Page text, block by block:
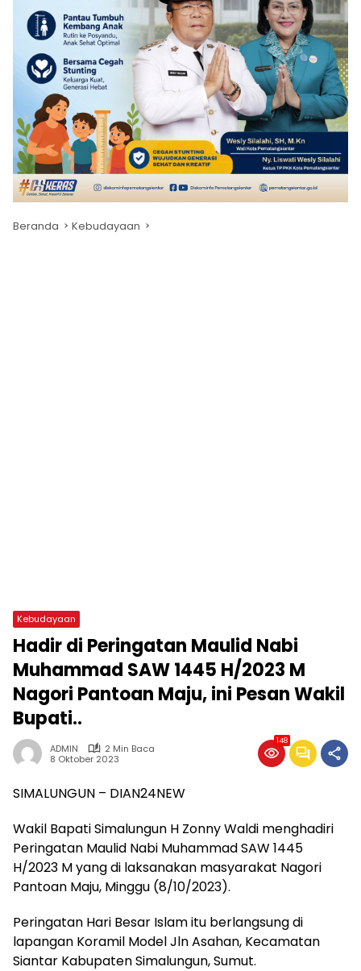
Beranda Kebudayaan
Kebudayaan
Hadir di Peringatan Maulid Nabi
Muhammad SAW 1445 H/2023 M
Nagori Pantoan Maju, ini Pesan Wakil
Bupati..
ADMIN
2 Min Baca
8 Oktober 2023
148
SIMALUNGUN – DIAN24NEW
Wakil Bapati Simalungun H Zonny Waldi menghadiri
Peringatan Maulid Nabi Muhammad SAW 1445
H/2023 M yang di laksanakan masyarakat Nagori
Pantoan Maju, Minggu (8/10/2023).
Peringatan Hari Besar Islam itu berlangsung di
lapangan Koramil Model Jln Asahan, Kecamatan
Siantar Kabupaten Simalungun, Sumut.